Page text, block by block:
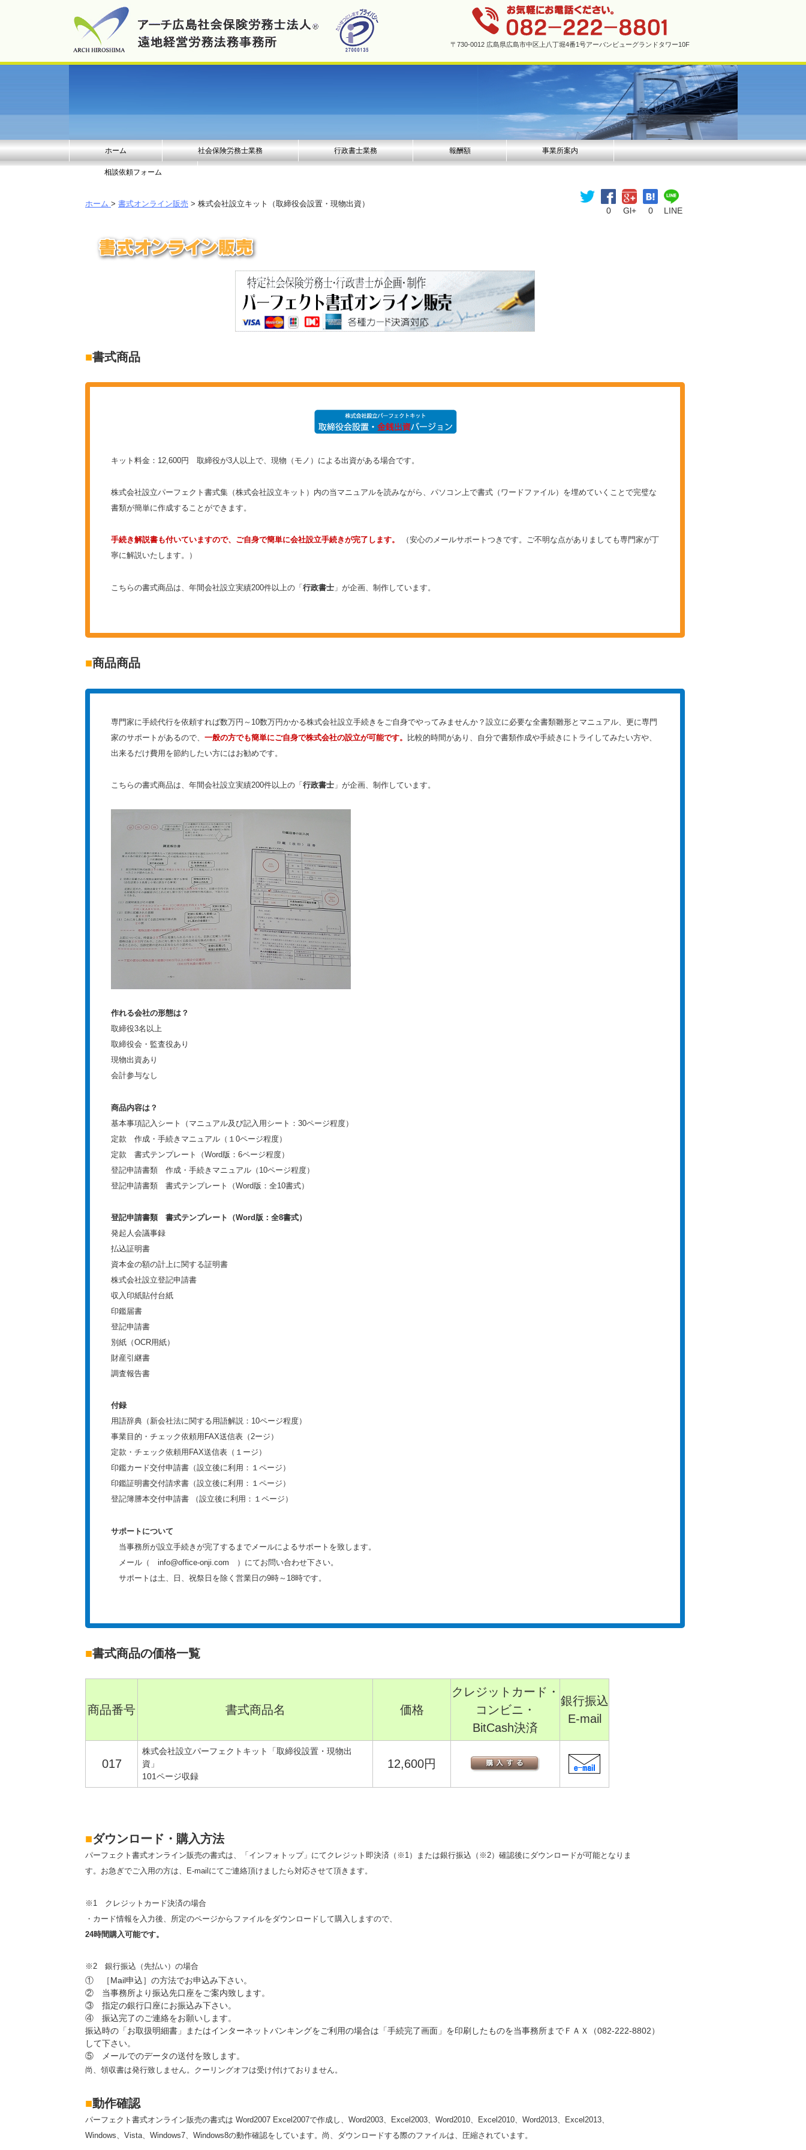
〒730-0012 広島県広島市中区上八丁堀4番1号アーバンビューグランドタワー10F
ホーム 社会保険労務士業務 行政書士業務 報酬額 事業所案内
相談依頼フォーム
ホーム > 書式オンライン販売 > 株式会社設立キット（取締役会設置・現物出資）
0 Gl+ 0 LINE
■書式商品
キット料金：12,600円 取締役が3人以上で、現物（モノ）による出資がある場合です。
株式会社設立パーフェクト書式集（株式会社設立キット）内の当マニュアルを読みながら、パソコン上で書式（ワードファイル）を埋めていくことで完璧な
書類が簡単に作成することができます。
手続き解説書も付いていますので、ご自身で簡単に会社設立手続きが完了します。
（安心のメールサポートつきです。ご不明な点がありましても専門家が丁
寧に解説いたします。）
こちらの書式商品は、年間会社設立実績200件以上の「行政書士 」が企画、制作しています。
■商品商品
専門家に手続代行を依頼すれば数万円～10数万円かかる株式会社設立手続きをご自身でやってみませんか？設立に必要な全書類雛形とマニュアル、更に専門
家のサポートがあるので、 一般の方でも簡単にご自身で株式会社の設立が可能です。 比較的時間があり、自分で書類作成や手続きにトライしてみたい方や、
出来るだけ費用を節約したい方にはお勧めです。
こちらの書式商品は、年間会社設立実績200件以上の「 行政書士 」が企画、制作しています。
作れる会社の形態は？
取締役3名以上
取締役会・監査役あり
現物出資あり
会計参与なし
商品内容は？
基本事項記入シート（マニュアル及び記入用シート：30ページ程度）
定款 作成・手続きマニュアル（１0ページ程度）
定款 書式テンプレート（Word版：6ページ程度）
登記申請書類 作成・手続きマニュアル（10ページ程度）
登記申請書類 書式テンプレート（Word版：全10書式）
登記申請書類 書式テンプレート（Word版：全8書式）
発起人会議事録
払込証明書
資本金の額の計上に関する証明書
株式会社設立登記申請書
収入印紙貼付台紙
印鑑届書
登記申請書
別紙（OCR用紙）
財産引継書
調査報告書
付録
用語辞典（新会社法に関する用語解説：10ページ程度）
事業目的・チェック依頼用FAX送信表（2ージ）
定款・チェック依頼用FAX送信表（１ージ）
印鑑カード交付申請書（設立後に利用：１ページ）
印鑑証明書交付請求書（設立後に利用：１ページ）
登記簿謄本交付申請書 （設立後に利用：１ページ）
サポートについて
当事務所が設立手続きが完了するまでメールによるサポートを致します。
メール（ info@office-onji.com ）にてお問い合わせ下さい。
サポートは土、日、祝祭日を除く営業日の9時～18時です。
■書式商品の価格一覧
商品番号 書式商品名 価格
クレジットカード・
コンビニ・
BitCash決済
銀行振込
E-mail
017
株式会社設立パーフェクトキット「取締役設置・現物出
資」
101ページ収録
12,600円
■ダウンロード・購入方法
パーフェクト書式オンライン販売の書式は、「インフォトップ」にてクレジット即決済（※1）または銀行振込（※2）確認後にダウンロードが可能となりま
す。お急ぎでご入用の方は、E-mailにてご連絡頂けましたら対応させて頂きます。
※1 クレジットカード決済の場合
・カード情報を入力後、所定のページからファイルをダウンロードして購入しますので、
24時間購入可能です。
※2 銀行振込（先払い）の場合
① ［Mail申込］の方法でお申込み下さい。
② 当事務所より振込先口座をご案内致します。
③ 指定の銀行口座にお振込み下さい。
④ 振込完了のご連絡をお願いします。
振込時の「お取扱明細書」またはインターネットバンキングをご利用の場合は「手続完了画面」を印刷したものを当事務所までＦＡＸ（082-222-8802）
して下さい。
⑤ メールでのデータの送付を致します。
尚、領収書は発行致しません。クーリングオフは受け付けておりません。
■動作確認
パーフェクト書式オンライン販売の書式は Word2007 Excel2007で作成し、Word2003、Excel2003、Word2010、Excel2010、Word2013、Excel2013、
Windows、Vista、Windows7、Windows8の動作確認をしています。尚、ダウンロードする際のファイルは、圧縮されています。